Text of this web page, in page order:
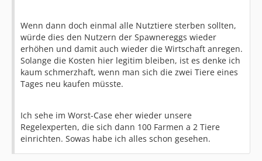
Wenn dann doch einmal alle Nutztiere sterben sollten,
würde dies den Nutzern der Spawnereggs wieder
erhöhen und damit auch wieder die Wirtschaft anregen.
Solange die Kosten hier legitim bleiben, ist es denke ich
kaum schmerzhaft, wenn man sich die zwei Tiere eines
Tages neu kaufen müsste.
Ich sehe im Worst-Case eher wieder unsere
Regelexperten, die sich dann 100 Farmen a 2 Tiere
einrichten. Sowas habe ich alles schon gesehen.